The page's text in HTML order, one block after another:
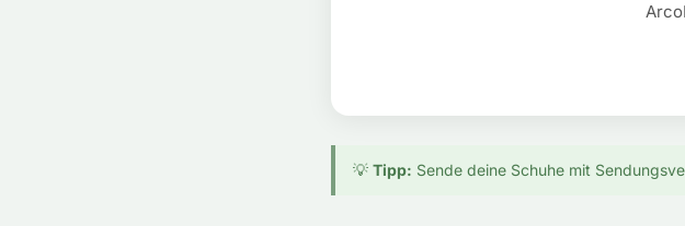
💡 Tipp: Sende deine Schuhe mit